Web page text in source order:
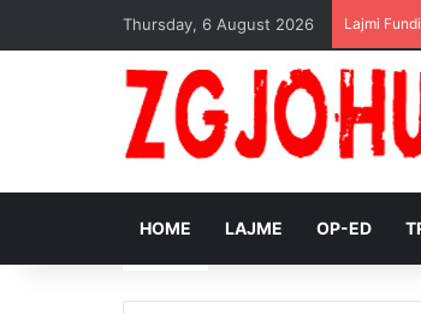
Thursday, 6 August 2026 Lajmi
HOME LAJME OP-ED